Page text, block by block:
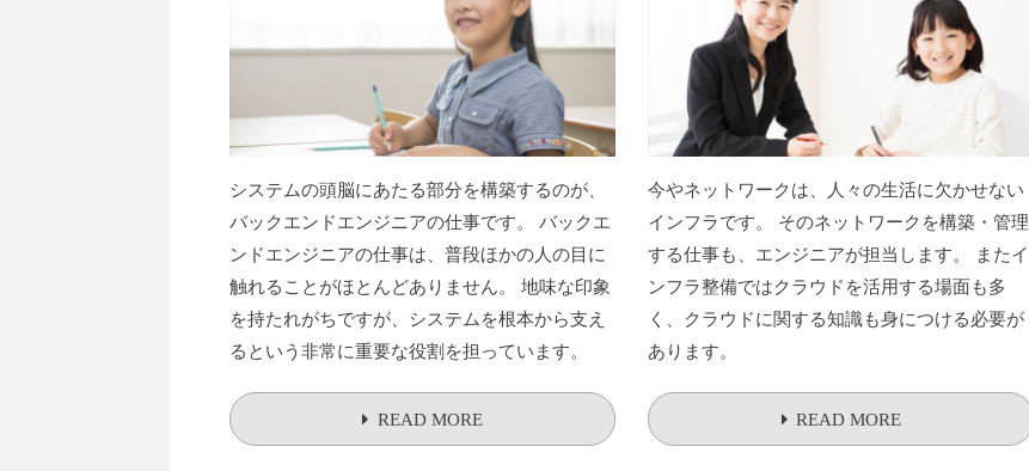
システムの頭脳にあたる部分を構築するのが、
バックエンドエンジニアの仕事です。 バックエ
ンドエンジニアの仕事は、普段ほかの人の目に
触れることがほとんどありません。 地味な印象
を持たれがちですが、システムを根本から支え
るという非常に重要な役割を担っています。
READ MORE
今やネットワークは、人々の生活に欠かせない
インフラです。 そのネットワークを構築・管理
する仕事も、エンジニアが担当します。 またイ
ンフラ整備ではクラウドを活用する場面も多
く、クラウドに関する知識も身につける必要が
あります。
READ MORE